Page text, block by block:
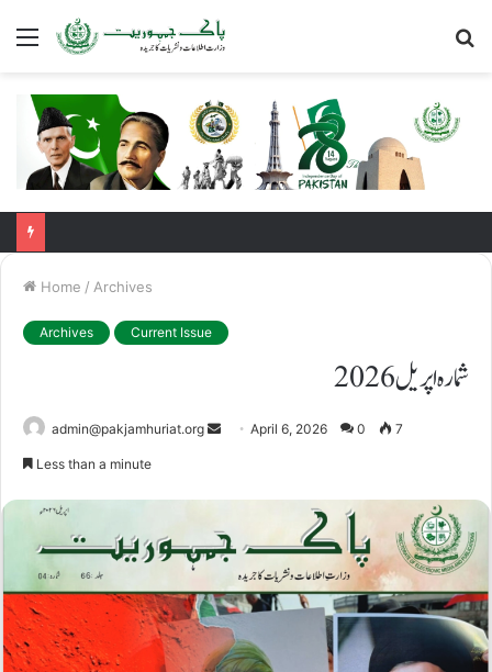
Menu
Home / Archives
Archives Current Issue
شمارہ اپریل 2026
admin@pakjamhuriat.org
Send April 6, 2026 0 7
Less than a minute